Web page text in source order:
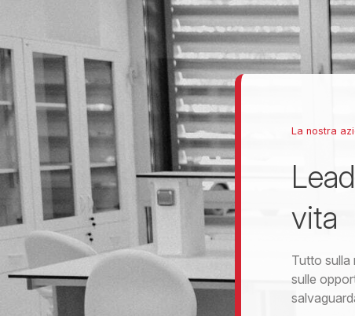
La nostra
vita
Tutto sulla
sulle